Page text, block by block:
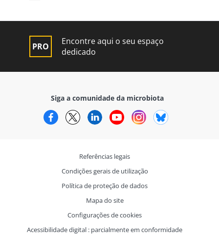
Encontre aqui o seu espaço
dedicado
Siga a comunidade da microbiota
FacebookTwitterLinkedInYouTubeInstagram
Referências legais
Condições gerais de utilização
Política de proteção de dados
Mapa do site
Configurações de cookies
Acessibilidade digital : parcialmente em conformidade